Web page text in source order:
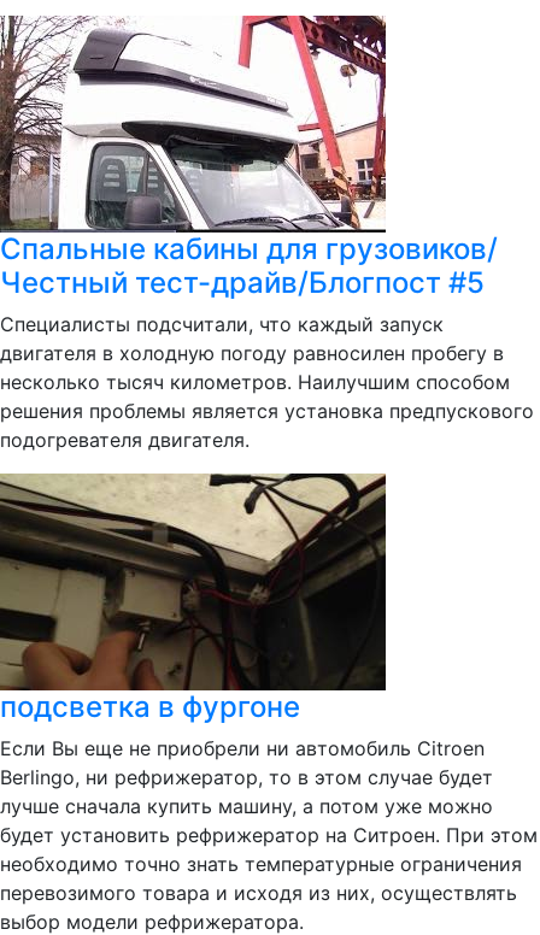
Спальные кабины для грузовиков/
Честный тест-драйв/Блогпост #5
Специалисты подсчитали, что каждый запуск
двигателя в холодную погоду равносилен пробегу в
несколько тысяч километров. Наилучшим способом
решения проблемы является установка предпускового
подогревателя двигателя.
подсветка в фургоне
Если Вы еще не приобрели ни автомобиль Citroen
Berlingo, ни рефрижератор, то в этом случае будет
лучше сначала купить машину, а потом уже можно
будет установить рефрижератор на Ситроен. При этом
необходимо точно знать температурные ограничения
перевозимого товара и исходя из них, осуществлять
выбор модели рефрижератора.